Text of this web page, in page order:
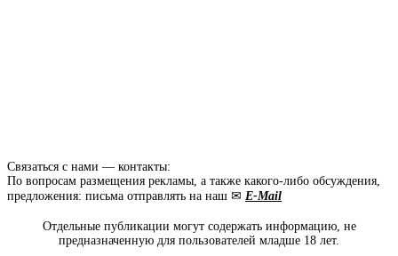
Связаться с нами — контакты:
По вопросам размещения рекламы, а также какого-либо обсуждения,
предложения: письма отправлять на наш ✉ E-Mail
Отдельные публикации могут содержать информацию, не
предназначенную для пользователей младше 18 лет.